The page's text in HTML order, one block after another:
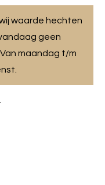
waarde hechten
geen
maandag t/m